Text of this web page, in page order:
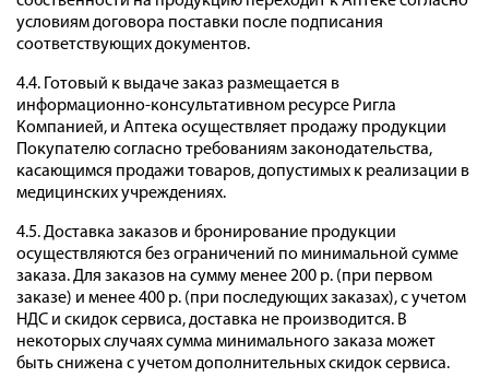
условиям договора поставки после подписания
соответствующих документов.
4.4. Готовый к выдаче заказ размещается в
информационно-консультативном ресурсе Ригла
Компанией, и Аптека осуществляет продажу продукции
Покупателю согласно требованиям законодательства,
касающимся продажи товаров, допустимых к реализации в
медицинских учреждениях.
4.5. Доставка заказов и бронирование продукции
осуществляются без ограничений по минимальной сумме
заказа. Для заказов на сумму менее 200 р. (при первом
заказе) и менее 400 р. (при последующих заказах), с учетом
НДС и скидок сервиса, доставка не производится. В
некоторых случаях сумма минимального заказа может
быть снижена с учетом дополнительных скидок сервиса.